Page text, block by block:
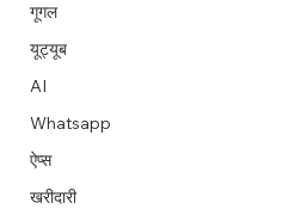
Describe your image here
Describe your image here
Describe your image here
Describe your image here
Describe your image here
Describe your image here
Describe your image here
Describe your video here
Describe your image here
Describe your image here
Describe your image here
Describe your video here
गूगल
यूट्यूब
AI
Whatsapp
ऐप्स
खरीदारी